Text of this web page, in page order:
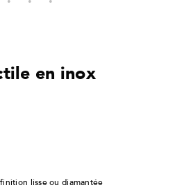
en inox
lisse ou diamantée